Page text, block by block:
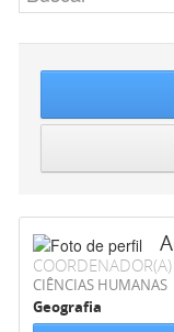
COORDENADOR(A)
CIÊNCIAS HUMANAS
Geografia